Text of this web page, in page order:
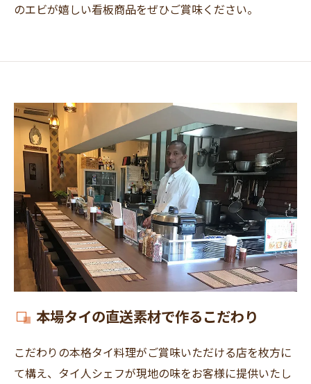
のエビが嬉しい看板商品をぜひご賞味ください。
本場タイの直送素材で作るこだわり
こだわりの本格タイ料理がご賞味いただける店を枚方に
て構え、タイ人シェフが現地の味をお客様に提供いたし